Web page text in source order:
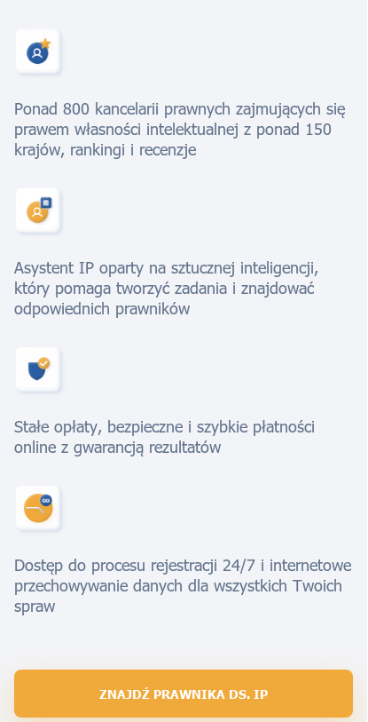
Ponad 800 kancelarii prawnych zajmujących się
prawem własności intelektualnej z ponad 150
krajów, rankingi i recenzje
Asystent IP oparty na sztucznej inteligencji,
który pomaga tworzyć zadania i znajdować
odpowiednich prawników
Stałe opłaty, bezpieczne i szybkie płatności
online z gwarancją rezultatów
Dostęp do procesu rejestracji 24/7 i internetowe
przechowywanie danych dla wszystkich Twoich
spraw
ZNAJDŹ PRAWNIKA DS. IP